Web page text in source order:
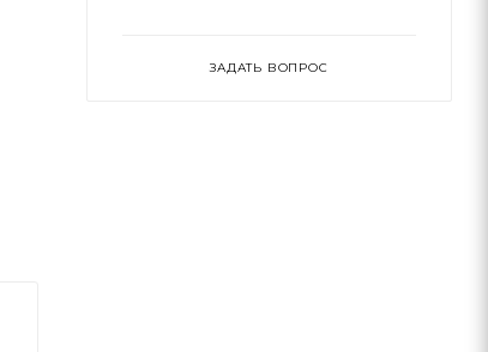
ЗАДАТЬ ВОПРОС